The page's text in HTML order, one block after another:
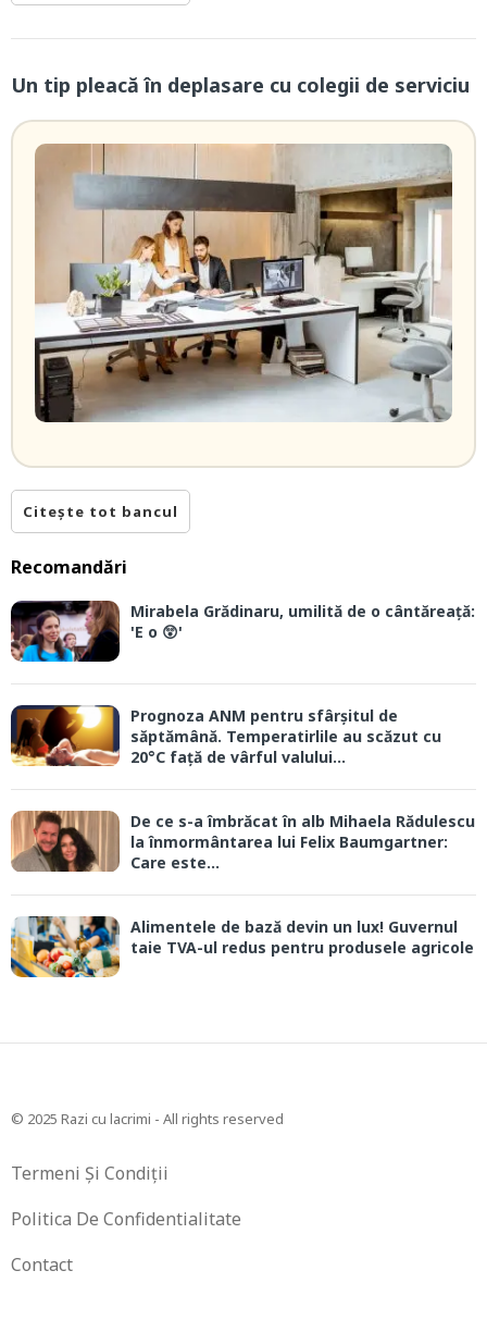
Un tip pleacă în deplasare cu colegii de serviciu
Citește tot bancul
Recomandări
Mirabela Grădinaru, umilită de o cântăreață:
'E o 😲'
Prognoza ANM pentru sfârșitul de
săptămână. Temperatirlile au scăzut cu
20°C față de vârful valului...
De ce s-a îmbrăcat în alb Mihaela Rădulescu
la înmormântarea lui Felix Baumgartner:
Care este...
Alimentele de bază devin un lux! Guvernul
taie TVA-ul redus pentru produsele agricole
© 2025 Razi cu lacrimi - All rights reserved
Termeni Și Condiții
Politica De Confidentialitate
Contact